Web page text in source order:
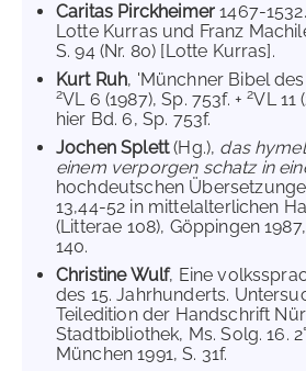
Caritas Pirckheimer 1467-
Lotte Kurras und Franz
S. 94 (Nr. 80) [Lotte Kurras].
Kurt Ruh, 'Münchner Bibel
2VL 6 (1987), Sp. 753f. +2VL 11
hier Bd. 6, Sp. 753f.
Jochen Splett(Hg.), das
einem verporgen schatz in
hochdeutschen
13,44-52 in mittelalterlichen
(Litterae 108), Göppingen
140.
Christine Wulf, Eine
des 15. Jahrhunderts.
Teiledition der Handschrift
Stadtbibliothek, Ms. Solg. 16.
München 1991, S. 31f.